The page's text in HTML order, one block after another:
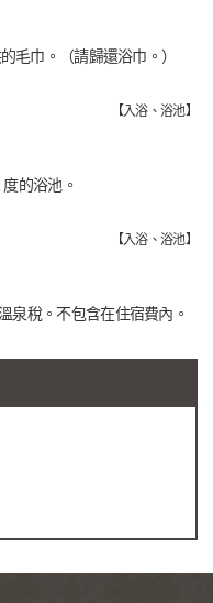
毛巾。（請歸還浴巾。）
【入浴、浴池】
的浴池。
【入浴、浴池】
泉稅。不包含在住宿費內。